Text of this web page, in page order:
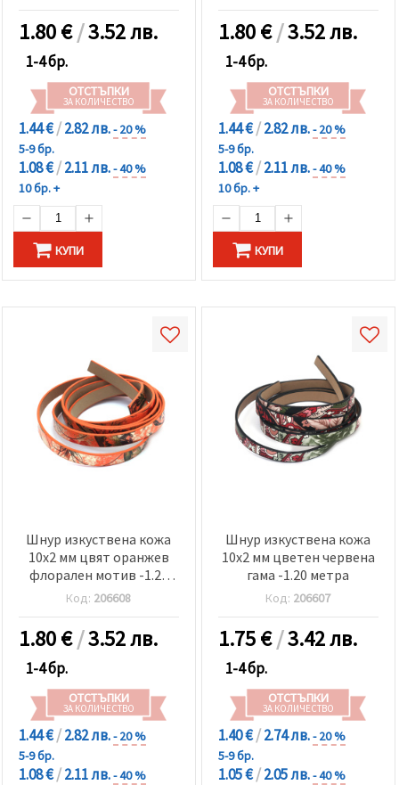
1.80€/3.52 лв.
1-4 бр.
ОТСТЪПКИ
ЗА КОЛИЧЕСТВО
1.44 €/2.82 лв.- 20 %
5-9 бр.
1.08 €/2.11 лв.- 40 %
10 бр. +
КУПИ
1.80€/3.52 лв.
1-4 бр.
ОТСТЪПКИ
ЗА КОЛИЧЕСТВО
1.44 €/2.82 лв.- 20 %
5-9 бр.
1.08 €/2.11 лв.- 40 %
10 бр. +
КУПИ
Шнур изкуствена кожа
10x2 мм цвят оранжев
флорален мотив -1.20
метра
Код: 206608
1.80€/3.52 лв.
1-4 бр.
ОТСТЪПКИ
ЗА КОЛИЧЕСТВО
1.44 €/2.82 лв.- 20 %
5-9 бр.
1.08 €/2.11 лв.- 40 %
Шнур изкуствена кожа
10x2 мм цветен червена
гама -1.20 метра
Код: 206607
1.75€/3.42 лв.
1-4 бр.
ОТСТЪПКИ
ЗА КОЛИЧЕСТВО
1.40 €/2.74 лв.- 20 %
5-9 бр.
1.05 €/2.05 лв.- 40 %